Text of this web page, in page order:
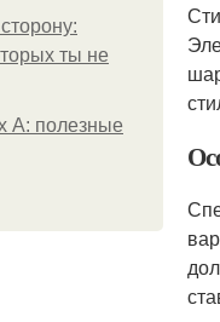
ты не
А: полезные